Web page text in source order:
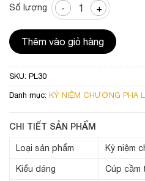
Số lượng KỶ NIỆM CHƯƠNG
Thêm vào giỏ hàng
SKU: PL30
Danh mục: KỶ NIỆM CHƯƠNG PHA
CHI TIẾT SẢN PHẨM
Loại sản phẩm Kỷ niệm
Kiểu dáng Cúp cầm